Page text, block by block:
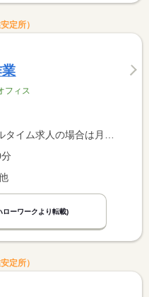
定所）
フィス
パート求人の場合は時間額を表示しています。
ローワークより転載)
定所）